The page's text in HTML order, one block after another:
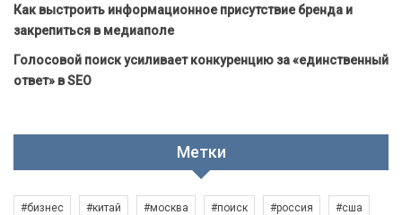
Как выстроить информационное присутствие бренда и
закрепиться в медиаполе
Голосовой поиск усиливает конкуренцию за «единственный
ответ» в SEO
Метки
#бизнес #китай #москва #поиск #россия #сша